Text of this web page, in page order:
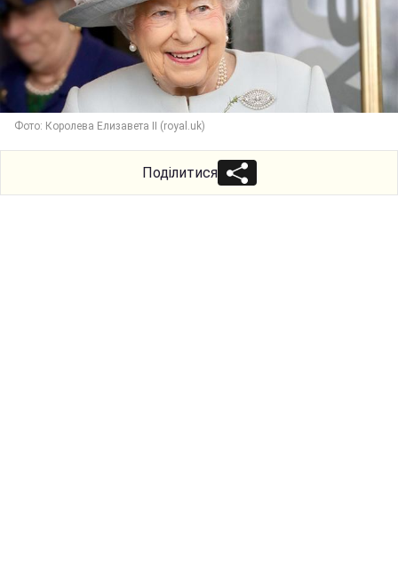
Фото: Королева Елизавета II (royal.uk)
Поділитися